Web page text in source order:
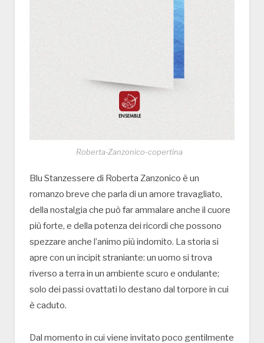
Roberta-Zanzonico-copertina
Blu Stanzessere di Roberta Zanzonico è un
romanzo breve che parla di un amore travagliato,
della nostalgia che può far ammalare anche il cuore
più forte, e della potenza dei ricordi che possono
spezzare anche l’animo più indomito. La storia si
apre con un incipit straniante: un uomo si trova
riverso a terra in un ambiente scuro e ondulante;
solo dei passi ovattati lo destano dal torpore in cui
è caduto.
Dal momento in cui viene invitato poco gentilmente